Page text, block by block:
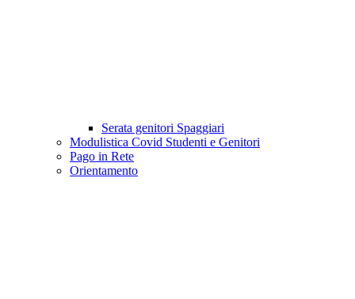
Serata genitori Spaggiari
Modulistica Covid Studenti e Genitori
Pago in Rete
Orientamento